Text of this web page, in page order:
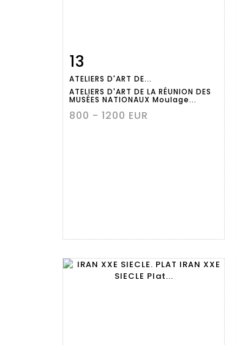
détaillée
13
ATELIERS D'ART DE...
ATELIERS D'ART DE LA RÉUNION DES
MUSÉES NATIONAUX Moulage...
800 - 1200 EUR